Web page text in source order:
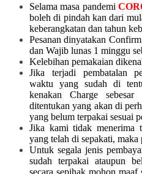
Selama masa pandemi
boleh di pindah kan dari
keberangkatan dan tahun
Pesanan dinyatakan
dan Wajib lunas 1 minggu
Kelebihan pemakaian
Jika terjadi pembatalan
waktu yang sudah di
kenakan Charge
ditentukan yang akan di
yang belum terpakai sesuai
Jika kami tidak menerima
yang telah di sepakati, maka
Untuk segala jenis
sudah terpakai ataupun
secara sepihak mohon